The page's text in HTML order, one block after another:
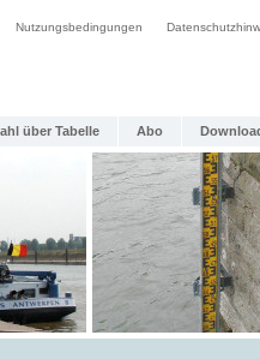
Nutzungsbedingungen
über Tabelle Abo